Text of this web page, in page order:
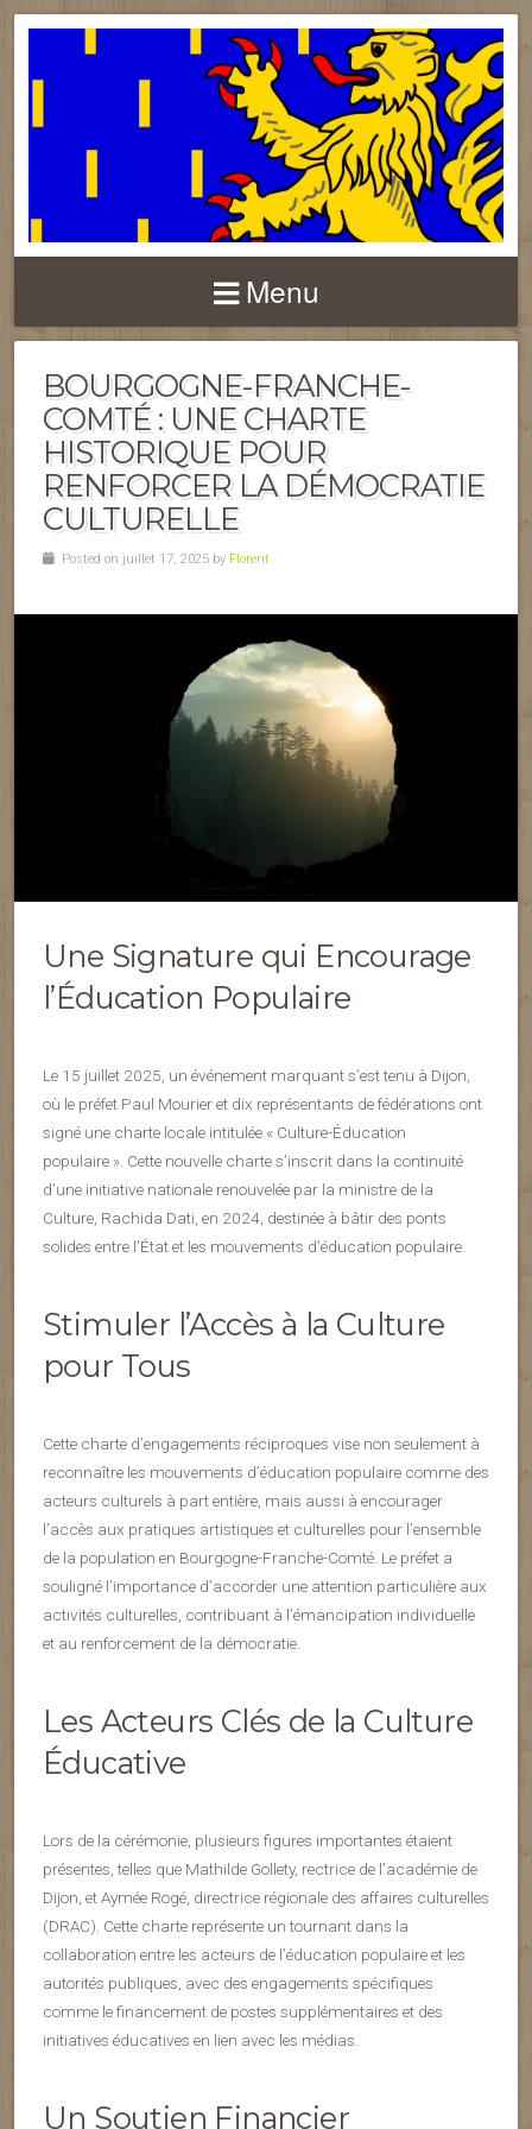
FRANCHE-COMTÉ
Menu
BOURGOGNE-FRANCHE-
COMTÉ : UNE CHARTE
HISTORIQUE POUR
RENFORCER LA DÉMOCRATIE
CULTURELLE
Posted on juillet 17, 2025 by Florent
Une Signature qui Encourage
l’Éducation Populaire
Le 15 juillet 2025, un événement marquant s’est tenu à Dijon,
où le préfet Paul Mourier et dix représentants de fédérations ont
signé une charte locale intitulée « Culture-Éducation
populaire ». Cette nouvelle charte s’inscrit dans la continuité
d’une initiative nationale renouvelée par la ministre de la
Culture, Rachida Dati, en 2024, destinée à bâtir des ponts
solides entre l’État et les mouvements d’éducation populaire.
Stimuler l’Accès à la Culture
pour Tous
Cette charte d’engagements réciproques vise non seulement à
reconnaître les mouvements d’éducation populaire comme des
acteurs culturels à part entière, mais aussi à encourager
l’accès aux pratiques artistiques et culturelles pour l’ensemble
de la population en Bourgogne-Franche-Comté. Le préfet a
souligné l’importance d’accorder une attention particulière aux
activités culturelles, contribuant à l’émancipation individuelle
et au renforcement de la démocratie.
Les Acteurs Clés de la Culture
Éducative
Lors de la cérémonie, plusieurs figures importantes étaient
présentes, telles que Mathilde Gollety, rectrice de l’académie de
Dijon, et Aymée Rogé, directrice régionale des affaires culturelles
(DRAC). Cette charte représente un tournant dans la
collaboration entre les acteurs de l’éducation populaire et les
autorités publiques, avec des engagements spécifiques
comme le financement de postes supplémentaires et des
initiatives éducatives en lien avec les médias.
Un Soutien Financier